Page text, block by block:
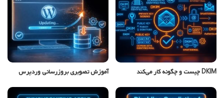
DKIM چیست و چگونه کار می‌کند آموزش تصویری بروزرسانی وردپرس